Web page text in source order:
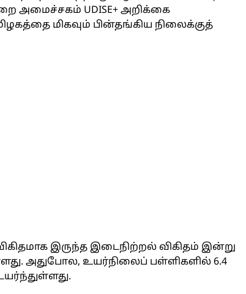
அமைச்சகம் UDISE+ அறிக்கை
மிகவும் பின்தங்கிய நிலைக்குத்
இருந்த இடைநிற்றல் விகிதம் இன்று
அதுபோல, உயர்நிலைப் பள்ளிகளில் 6.4